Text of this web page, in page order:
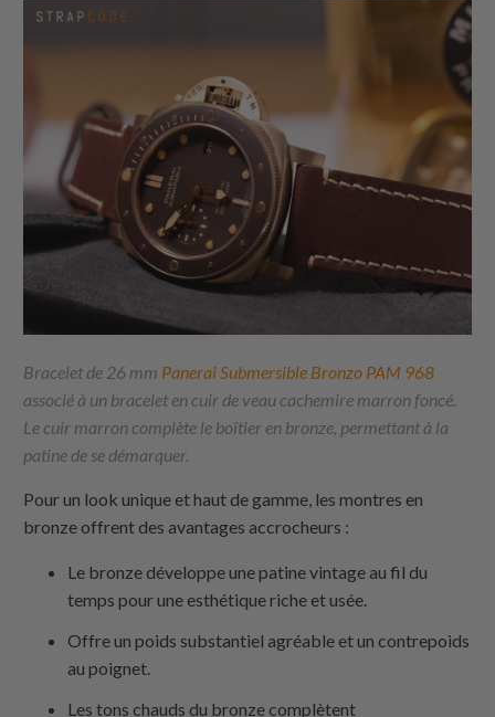
Bracelet de 26 mm Panerai Submersible Bronzo PAM 968
associé à un bracelet en cuir de veau cachemire marron foncé.
Le cuir marron complète le boîtier en bronze, permettant à la
patine de se démarquer.
Pour un look unique et haut de gamme, les montres en
bronze offrent des avantages accrocheurs :
Le bronze développe une patine vintage au fil du
temps pour une esthétique riche et usée.
Offre un poids substantiel agréable et un contrepoids
au poignet.
Les tons chauds du bronze complètent